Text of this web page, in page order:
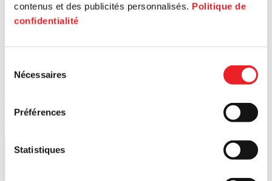
contenus et des publicités personnalisés. Politique de
confidentialité
Nécessaires
Préférences
Statistiques
Séance d'information